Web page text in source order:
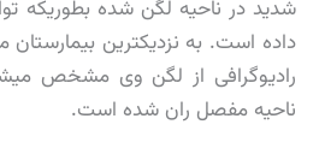
شدید در ناحیه لگن شده بطوریکه
داده است. به نزدیکترین
رادیوگرافی از لگن وی مشخص
ناحیه مفصل ران شده است.